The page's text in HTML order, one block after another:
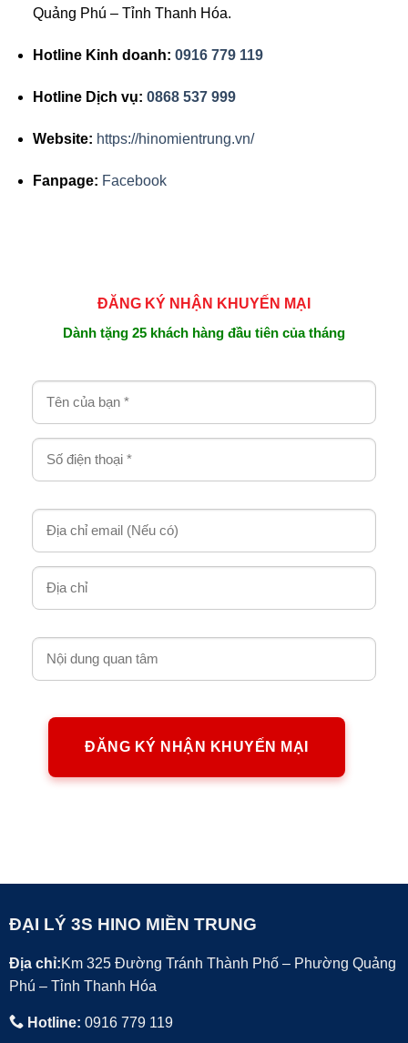
Quảng Phú – Tỉnh Thanh Hóa.
Hotline Kinh doanh: 0916 779 119
Hotline Dịch vụ: 0868 537 999
Website: https://hinomientrung.vn/
Fanpage: Facebook
ĐĂNG KÝ NHẬN KHUYẾN MẠI
Dành tặng 25 khách hàng đầu tiên của tháng
ĐẠI LÝ 3S HINO MIỀN TRUNG
Địa chỉ:Km 325 Đường Tránh Thành Phố – Phường Quảng
Phú – Tỉnh Thanh Hóa
Hotline: 0916 779 119